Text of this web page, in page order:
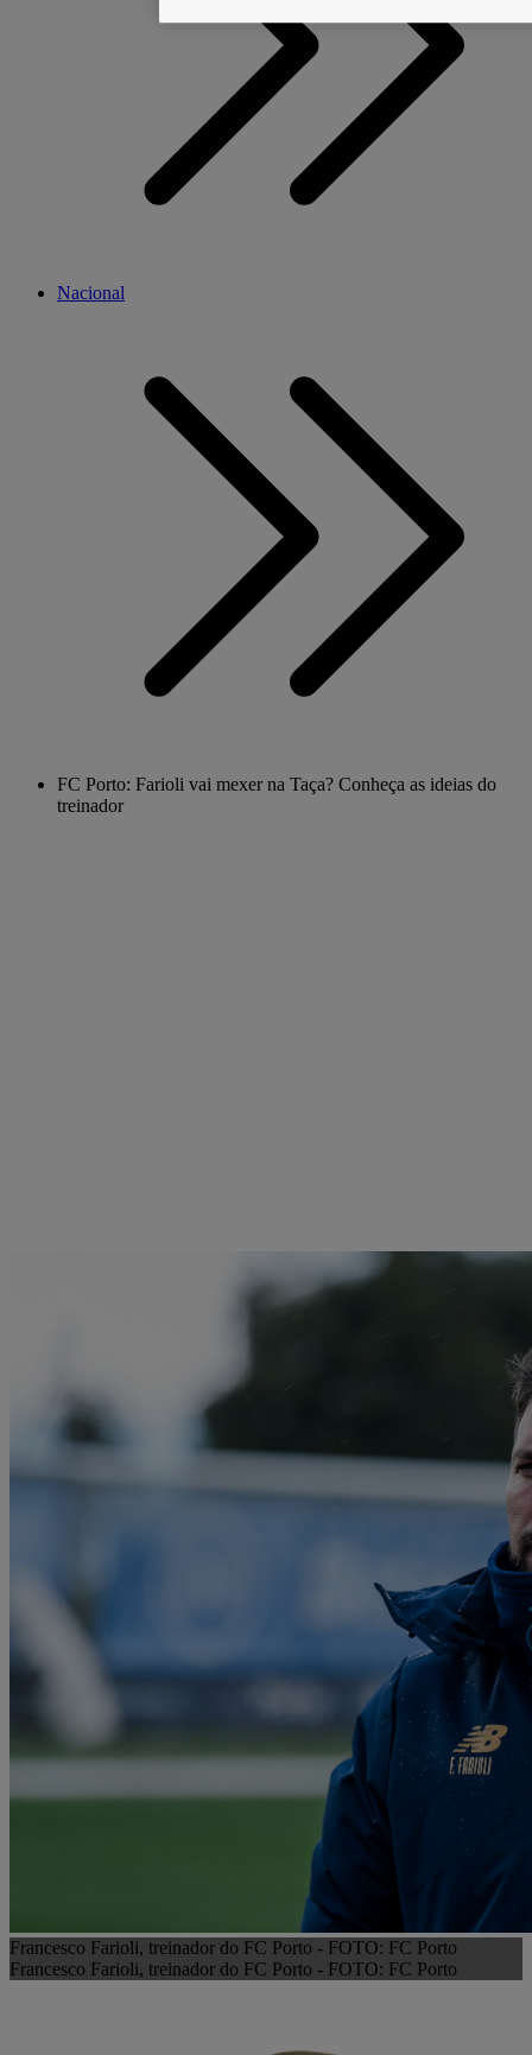
Nacional
FC Porto: Farioli vai mexer na Taça? Conheça as ideias do
treinador
Francesco Farioli, treinador do FC Porto - FOTO: FC Porto
Francesco Farioli, treinador do FC Porto - FOTO: FC Porto